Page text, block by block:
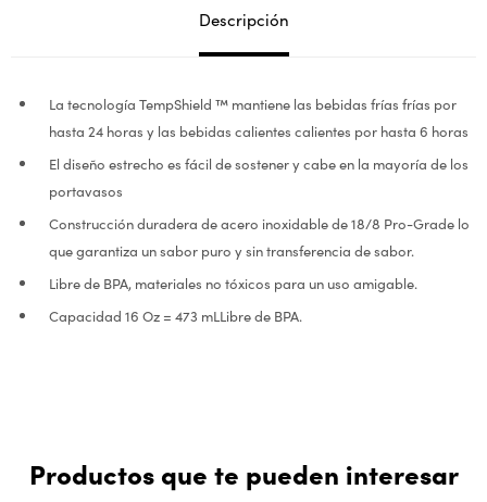
Descripción
La tecnología TempShield ™ mantiene las bebidas frías frías por
hasta 24 horas y las bebidas calientes calientes por hasta 6 horas
El diseño estrecho es fácil de sostener y cabe en la mayoría de los
portavasos
Construcción duradera de acero inoxidable de 18/8 Pro-Grade lo
que garantiza un sabor puro y sin transferencia de sabor.
Libre de BPA, materiales no tóxicos para un uso amigable.
Capacidad 16 Oz = 473 mLLibre de BPA.
Productos que te pueden interesar